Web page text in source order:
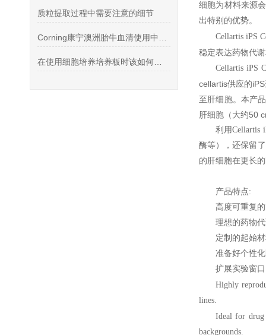
质粒提取过程中需要注意的细节
细胞为材料来源
出特别的优势。
Cellartis iPS
稳定表达药物代
Cellartis iPS
cellartis供应的
至肝细胞。本产
肝细胞（大约50
利用Cellartis
酶等），还保留
的肝细胞在更长
产品特点:
高度可重复
理想的药物
定制的起始
准备好个性
扩展实验窗
Highly
lines.
Ideal for drug
backgrounds.